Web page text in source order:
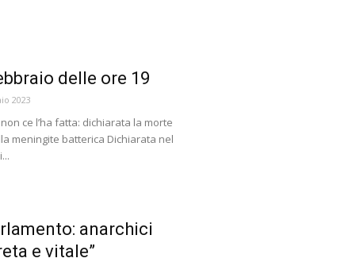
delle ore 19
2023
ce l’ha fatta: dichiarata la morte
meningite batterica Dichiarata nel
anarchici
e vitale”